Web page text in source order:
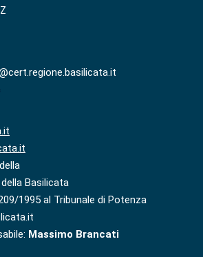
Basilicata
1995 al Tribunale di Potenza
Massimo Brancati